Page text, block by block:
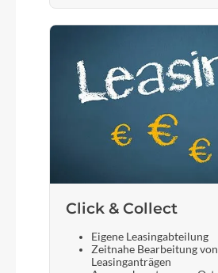
Click & Collect
Eigene Leasingabteilung
Zeitnahe Bearbeitung von
Leasinganträgen